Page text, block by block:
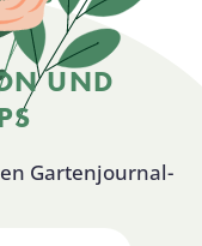
UND
Gartenjournal-